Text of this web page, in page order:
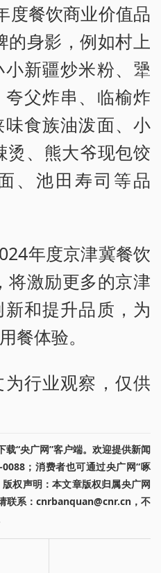
餐饮商业价值品
的身影，例如村上
新疆炒米粉、犟
父炸串、临榆炸
食族油泼面、小
烫、熊大爷现包饺
、池田寿司等品
年度京津冀餐饮
将激励更多的京津
和提升品质，为
餐体验。
行业观察，仅供
载“央广网”客户端。欢迎提供新闻
；消费者也可通过央广网“啄
权声明：本文章版权归属央广网
联系：cnrbanquan@cnr.cn，不